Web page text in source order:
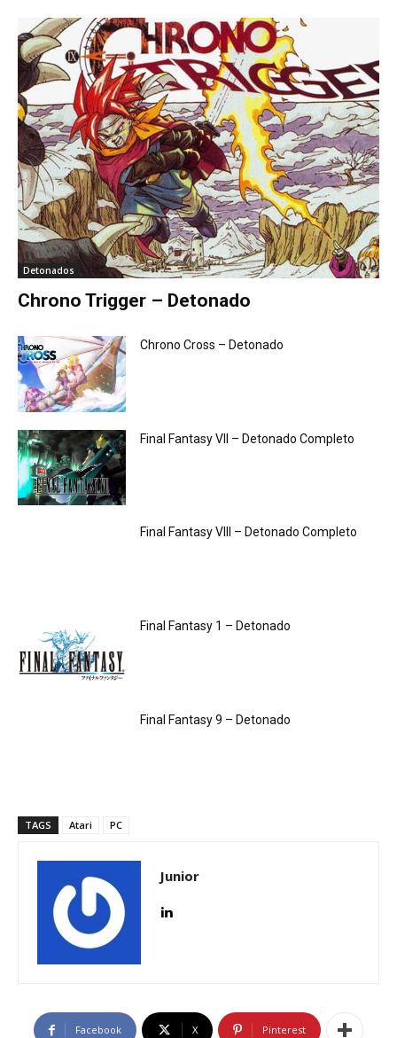
Detonados
Chrono Trigger – Detonado
Chrono Cross – Detonado
Final Fantasy VII – Detonado Completo
Final Fantasy VIII – Detonado Completo
Final Fantasy 1 – Detonado
Final Fantasy 9 – Detonado
TAGS Atari PC
Junior
Facebook X Pinterest